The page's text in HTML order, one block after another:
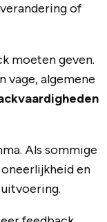
of
moeten geven.
vage, algemene
Als sommige
en